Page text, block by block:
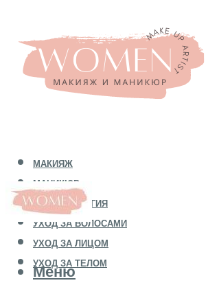
МАКИЯЖ
МАНИКЮР
КОСМЕТОЛОГИЯ
УХОД ЗА ВОЛОСАМИ
УХОД ЗА ЛИЦОМ
УХОД ЗА ТЕЛОМ
Меню